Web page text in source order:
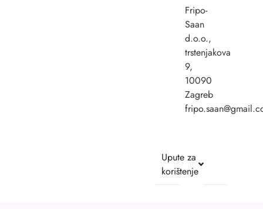
Fripo-
Saan
d.o.o.,
trstenjakova
9,
10090
Zagreb
Upute za
korištenje